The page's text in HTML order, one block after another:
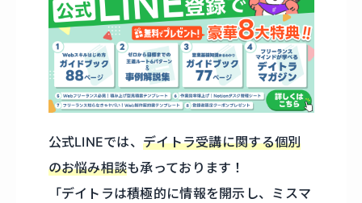
公式LINEでは、デイトラ受講に関する個別
のお悩み相談も承っております！
「デイトラは積極的に情報を開示し、ミスマ